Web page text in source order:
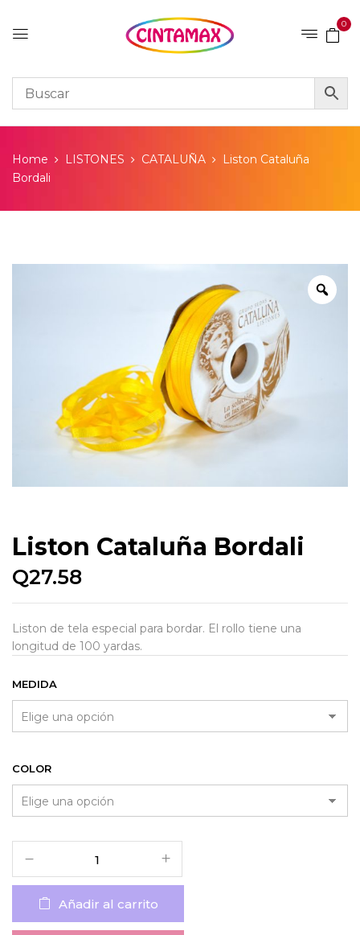
0
Home LISTONES CATALUÑA
Liston Cataluña
Bordali
Liston Cataluña Bordali
Q27.58
Liston de tela especial para bordar. El rollo tiene una
longitud de 100 yardas.
MEDIDA
COLOR
Añadir al carrito